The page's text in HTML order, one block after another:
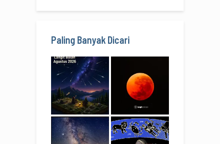
Paling Banyak Dicari